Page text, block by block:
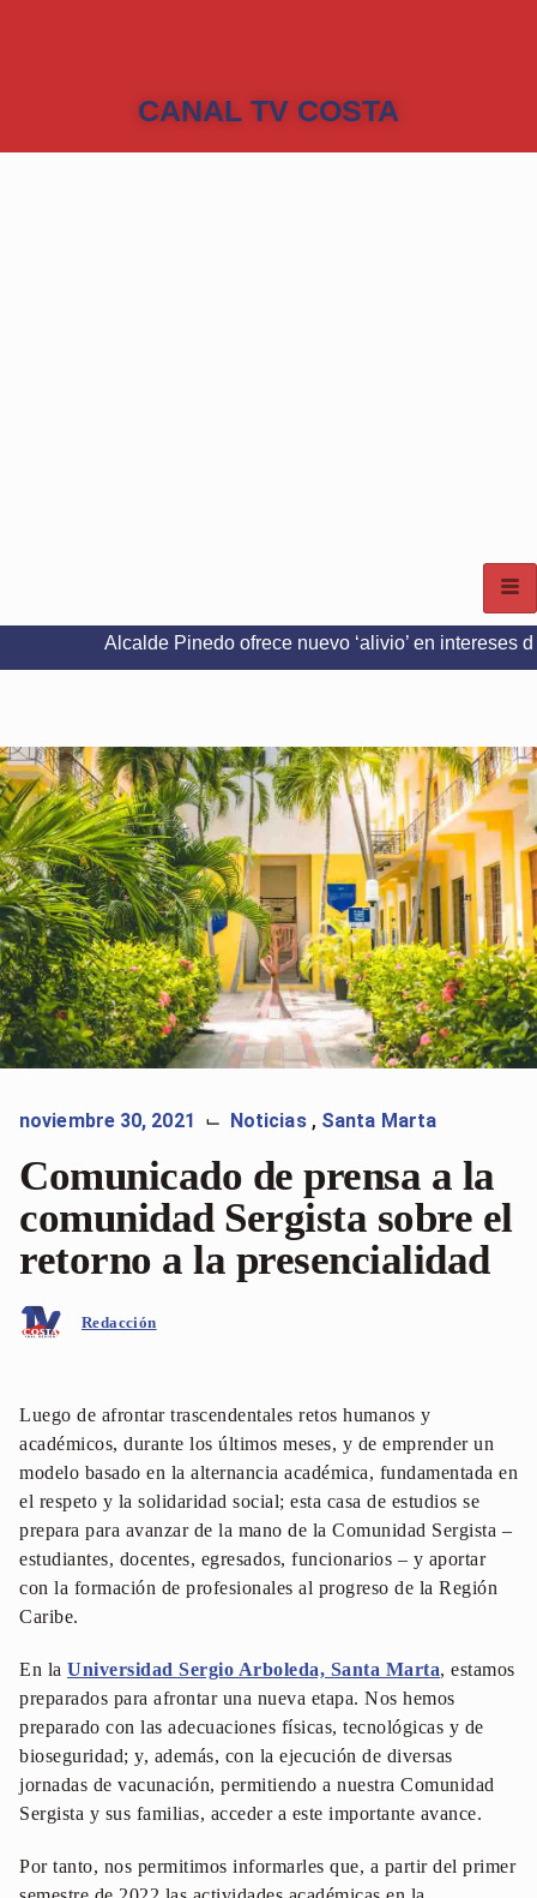
CANAL TV COSTA
Alcalde Pinedo ofrece nuevo ‘alivio’ en intereses del Predial e
noviembre 30, 2021 ⌙ Noticias , Santa Marta
Comunicado de prensa a la
comunidad Sergista sobre el
retorno a la presencialidad
Redacción
Luego de afrontar trascendentales retos humanos y
académicos, durante los últimos meses, y de emprender un
modelo basado en la alternancia académica, fundamentada en
el respeto y la solidaridad social; esta casa de estudios se
prepara para avanzar de la mano de la Comunidad Sergista –
estudiantes, docentes, egresados, funcionarios – y aportar
con la formación de profesionales al progreso de la Región
Caribe.
En la Universidad Sergio Arboleda, Santa Marta, estamos
preparados para afrontar una nueva etapa. Nos hemos
preparado con las adecuaciones físicas, tecnológicas y de
bioseguridad; y, además, con la ejecución de diversas
jornadas de vacunación, permitiendo a nuestra Comunidad
Sergista y sus familias, acceder a este importante avance.
Por tanto, nos permitimos informarles que, a partir del primer